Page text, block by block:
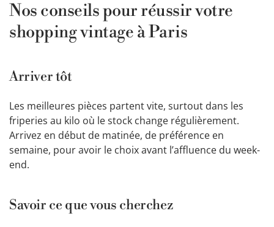
Nos conseils pour réussir votre
shopping vintage à Paris
Arriver tôt
Les meilleures pièces partent vite, surtout dans les
friperies au kilo où le stock change régulièrement.
Arrivez en début de matinée, de préférence en
semaine, pour avoir le choix avant l’affluence du week-
end.
Savoir ce que vous cherchez